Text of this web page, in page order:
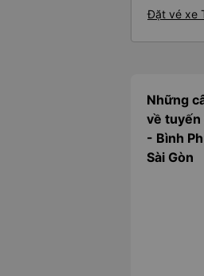
Đặt vé xe
Những
về tuyến
- Bình
Sài Gòn